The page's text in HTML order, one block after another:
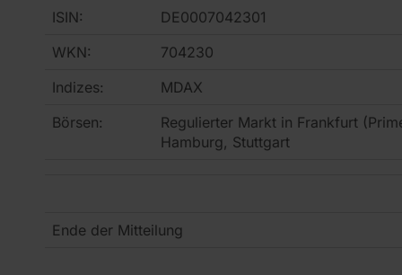
ISIN:
DE0007042301
WKN:
704230
Indizes:
MDAX
Börsen:
Regulierter Markt in Frankfurt
Hamburg, Stuttgart
Ende der Mitteilung